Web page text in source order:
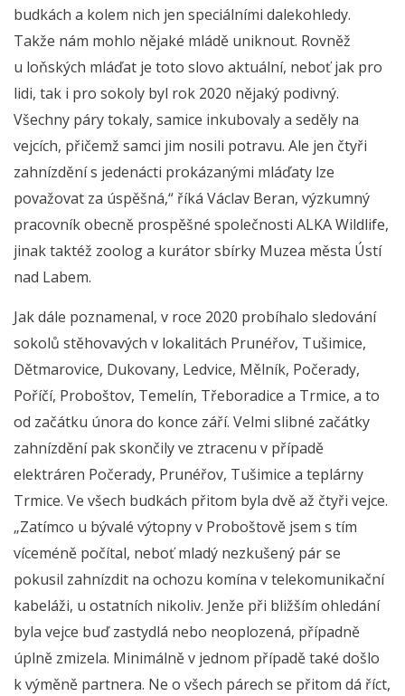
budkách a kolem nich jen speciálními dalekohledy.
Takže nám mohlo nějaké mládě uniknout. Rovněž
u loňských mláďat je toto slovo aktuální, neboť jak pro
lidi, tak i pro sokoly byl rok 2020 nějaký podivný.
Všechny páry tokaly, samice inkubovaly a seděly na
vejcích, přičemž samci jim nosili potravu. Ale jen čtyři
zahnízdění s jedenácti prokázanými mláďaty lze
považovat za úspěšná,“ říká Václav Beran, výzkumný
pracovník obecně prospěšné společnosti ALKA Wildlife,
jinak taktéž zoolog a kurátor sbírky Muzea města Ústí
nad Labem.
Jak dále poznamenal, v roce 2020 probíhalo sledování
sokolů stěhovavých v lokalitách Prunéřov, Tušimice,
Dětmarovice, Dukovany, Ledvice, Mělník, Počerady,
Poříčí, Proboštov, Temelín, Třeboradice a Trmice, a to
od začátku února do konce září. Velmi slibné začátky
zahnízdění pak skončily ve ztracenu v případě
elektráren Počerady, Prunéřov, Tušimice a teplárny
Trmice. Ve všech budkách přitom byla dvě až čtyři vejce.
„Zatímco u bývalé výtopny v Proboštově jsem s tím
víceméně počítal, neboť mladý nezkušený pár se
pokusil zahnízdit na ochozu komína v telekomunikační
kabeláži, u ostatních nikoliv. Jenže při bližším ohledání
byla vejce buď zastydlá nebo neoplozená, případně
úplně zmizela. Minimálně v jednom případě také došlo
k výměně partnera. Ne o všech párech se přitom dá říct,